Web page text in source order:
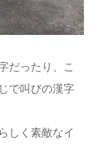
だったり、こ
で叫びの漢字
しく素敵なイ